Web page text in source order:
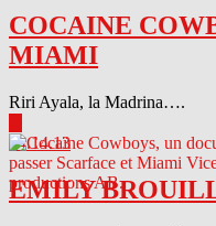
COCAINE
MIAMI
Riri Ayala, la Madrina….
04.14.13
EMILY